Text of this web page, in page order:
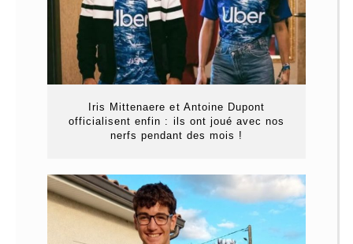
Iris Mittenaere et Antoine Dupont
officialisent enfin : ils ont joué avec nos
nerfs pendant des mois !